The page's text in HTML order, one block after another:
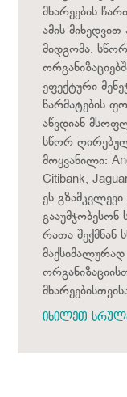
მხარეების
ამის
მიდგომა.
ეფექტური
წარმატების
აწვდიან
სწორ
მოყვანილი:
Citibank,
ეს
რათა
იხილეთ